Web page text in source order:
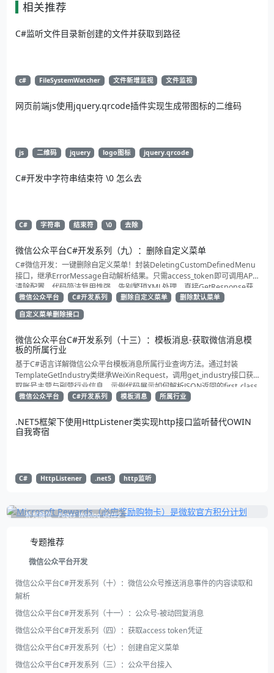
相关推荐
C#监听文件目录新创建的文件并获取到路径
c# FileSystemWatcher 文件新增监视 文件监视
网页前端js使用jquery.qrcode插件实现生成带图标的二维码
js 二维码 jquery logo图标 jquery.qrcode
C#开发中字符串结束符 \0 怎么去
C# 字符串 结束符 \0 去除
微信公众平台C#开发系列（九）：删除自定义菜单
C#微信开发：一键删除自定义菜单！封装DeletingCustomDefinedMenu
接口，继承ErrorMessage自动解析结果。只需access_token即可调用API
清除配置。代码简洁复用性强，告别繁琐XML处理，直接GetResponse获
取状态。适合动态管理公众号的开发者，建议收藏备用！
微信公众平台 C#开发系列 删除自定义菜单
删除默认菜单
自定义菜单删除接口
微信公众平台C#开发系列（十三）：模板消息-获取微信消息模
板的所属行业
基于C#语言详解微信公众平台模板消息所属行业查询方法。通过封装
TemplateGetIndustry类继承WeiXinRequest，调用get_industry接口获
取账号主营与副营行业信息。示例代码展示如何解析JSON返回的first_class
与second_class数据，为开发者提供合规通知场景开发支持
微信公众平台 C#开发系列 模板消息 所属行业
.NET5框架下使用HttpListener类实现http接口监听替代OWIN
自我寄宿
C# HttpListener .net5 http监听
补充展位 Pages_Weblog_Get#2
专题推荐
微信公众平台开发
微信公众平台C#开发系列（十）：微信公众号推送消息事件的内容读取和
解析
微信公众平台C#开发系列（十一）：公众号-被动回复消息
微信公众平台C#开发系列（四）：获取access token凭证
微信公众平台C#开发系列（七）：创建自定义菜单
微信公众平台C#开发系列（三）：公众平台接入